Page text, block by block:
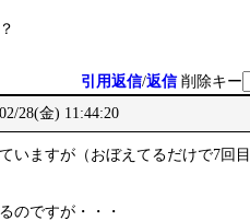
引用返信/返信 削除キー
28(金) 11:44:20
いますが（おぼえてるだけで7回目
のですが・・・